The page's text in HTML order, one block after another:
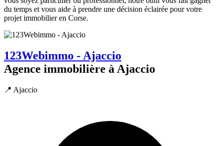
du temps et vous aide à prendre une décision éclairée pour votre
projet immobilier en Corse.
123Webimmo - Ajaccio
Agence immobilière à Ajaccio
📍 Ajaccio